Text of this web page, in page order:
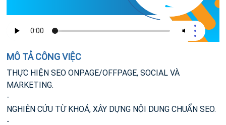
MÔ TẢ CÔNG VIỆC
THỰC HIỆN SEO ONPAGE/OFFPAGE, SOCIAL VÀ
MARKETING.
-
NGHIÊN CỨU TỪ KHOÁ, XÂY DỰNG NỘI DUNG CHUẨN SEO.
-